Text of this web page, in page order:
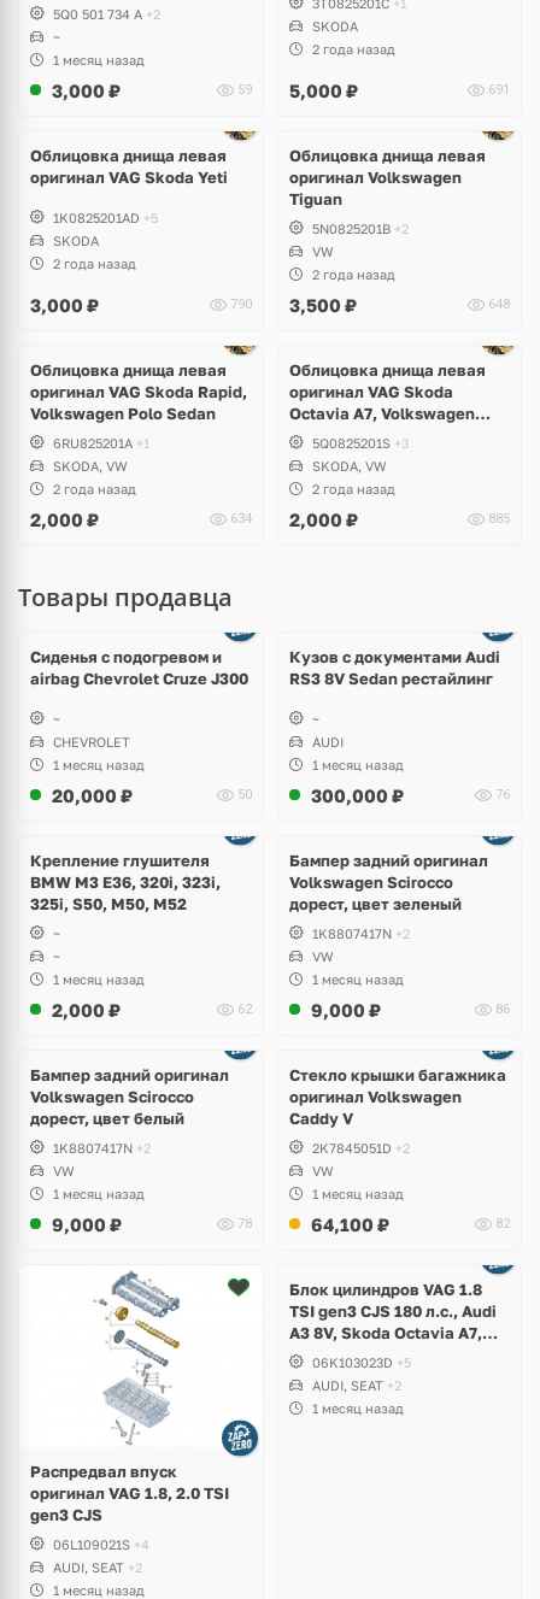
5Q0 501 734 A +2
~
1 месяц назад
3,000 ₽ 59
SKODA
2 года назад
5,000 ₽ 691
Облицовка днища левая
оригинал VAG Skoda Yeti
1K0825201AD +5
SKODA
2 года назад
3,000 ₽ 790
Облицовка днища левая
оригинал Volkswagen
Tiguan
5N0825201B +2
VW
2 года назад
3,500 ₽ 648
Облицовка днища левая
оригинал VAG Skoda Rapid,
Volkswagen Polo Sedan
6RU825201A +1
SKODA, VW
2 года назад
2,000 ₽ 634
Облицовка днища левая
оригинал VAG Skoda
Octavia A7, Volkswagen
Golf Sportsvan
5Q0825201S +3
SKODA, VW
2 года назад
2,000 ₽ 885
Товары продавца
Сиденья с подогревом и
airbag Chevrolet Cruze J300
~
CHEVROLET
1 месяц назад
20,000 ₽ 50
Кузов с документами Audi
RS3 8V Sedan рестайлинг
~
AUDI
1 месяц назад
300,000 ₽ 76
Крепление глушителя
BMW M3 E36, 320i, 323i,
325i, S50, M50, M52
~
~
1 месяц назад
2,000 ₽ 62
Бампер задний оригинал
Volkswagen Scirocco
дорест, цвет зеленый
1K8807417N +2
VW
1 месяц назад
9,000 ₽ 86
Бампер задний оригинал
Volkswagen Scirocco
дорест, цвет белый
1K8807417N +2
VW
1 месяц назад
9,000 ₽ 78
Стекло крышки багажника
оригинал Volkswagen
Caddy V
2K7845051D +2
VW
1 месяц назад
64,100 ₽ 82
Распредвал впуск
оригинал VAG 1.8, 2.0 TSI
gen3 CJS
06L109021S +4
AUDI, SEAT +2
1 месяц назад
2 фото
Блок цилиндров VAG 1.8
TSI gen3 CJS 180 л.с., Audi
A3 8V, Skoda Octavia A7,
Superb, Volkswagen Passat
B8, Golf VII Alltrack, Seat
Leon
06K103023D +5
AUDI, SEAT +2
1 месяц назад